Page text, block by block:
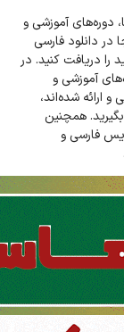
رسمی دانلود در
دوره‌های آموزشی و
در دانلود فارسی
را دریافت کنید. در
آموزشی و
شده‌اند،
همچنین
فارسی و